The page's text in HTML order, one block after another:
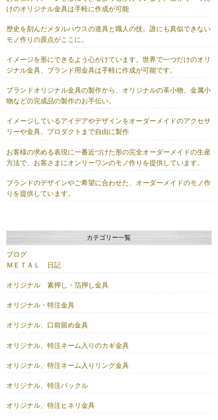
けのオリジナル金具は手軽に作成が可能
歴史を刻んだメタルハウスの道具と職人の技。誰にも真似できない
モノ作りの原点がここに。
イメージを形にできるよう心がけています。世界で一つだけのオリ
ジナル金具、ブランド用金具は手軽に作成が可能です。
ブランドオリジナル金具の製作から、オリジナルの革小物、金属小
物などの完成品の製作のお手伝い。
イメージしているアイデアやデザインをオーダーメイドのアクセサ
リーや金具、プロダクトまで自由に製作
お客様の求める表現に一番近づけた形の完全オーダーメイドの生産
方法で、お客さまにオンリーワンのモノ作りを提供しています。
ブランドのデザインやご希望に合わせた、オーダーメイドのモノ作
りを提供しています。
カテゴリー一覧
ブログ
ＭＥＴＡＬ 日記
オリジナル 素押し・箔押し金具
オリジナル・特注金具
オリジナル、口前留め金具
オリジナル、特注ネーム入りのカギ金具
オリジナル、特注ネーム入りリング金具
オリジナル、特注バックル
オリジナル、特注ヒネリ金具